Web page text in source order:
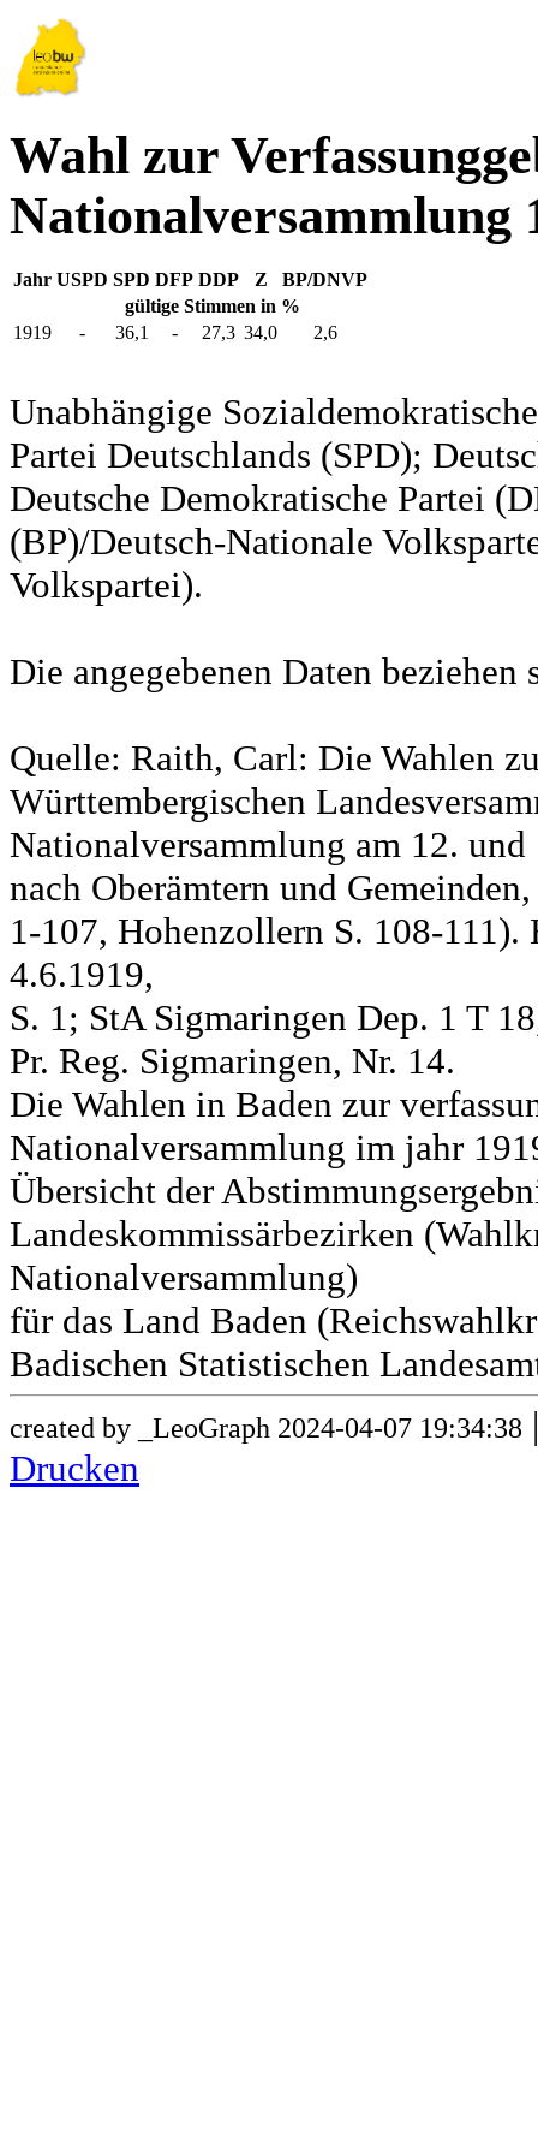
Wahl zur
Nationalversammlung
Jahr USPD SPD DFP DDP Z
BP/DNVP
gültige Stimmen in %
1919
- 36,1 - 27,3 34,0 2,6
Unabhängige
Partei Deutschlands (SPD);
Deutsche Demokratische Partei
(BP)/Deutsch-Nationale
Volkspartei).
Die angegebenen Daten
Quelle: Raith, Carl: Die Wahlen
Württembergischen
Nationalversammlung am 12. und
nach Oberämtern und
1-107, Hohenzollern S. 108-
4.6.1919,
S. 1; StA Sigmaringen Dep. 1 T
Pr. Reg. Sigmaringen, Nr. 14.
Die Wahlen in Baden zur
Nationalversammlung im jahr
Übersicht der
Landeskommissärbezirken
Nationalversammlung)
für das Land Baden
Badischen Statistischen
created by _LeoGraph 2024-04-07 19:34:38
Drucken